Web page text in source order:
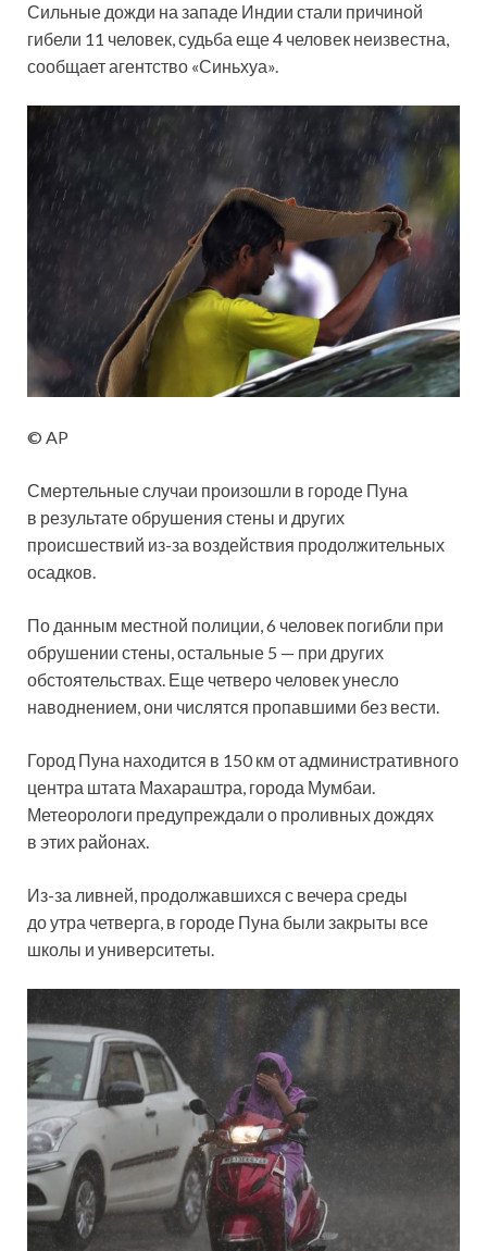
Сильные дожди на западе Индии стали причиной
гибели 11 человек, судьба еще 4 человек неизвестна,
сообщает агентство «Синьхуа».
© AP
Смертельные случаи произошли в городе Пуна
в результате обрушения стены и других
происшествий из-за воздействия продолжительных
осадков.
По данным местной полиции, 6 человек погибли при
обрушении стены, остальные 5 — при других
обстоятельствах. Еще четверо человек унесло
наводнением, они числятся пропавшими без вести.
Город Пуна находится в 150 км от административного
центра штата Махараштра, города Мумбаи.
Метеорологи предупреждали о проливных дождях
в этих районах.
Из-за ливней, продолжавшихся с вечера среды
до утра четверга, в городе Пуна были закрыты все
школы и университеты.